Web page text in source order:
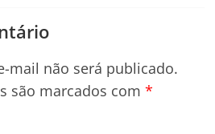
mail não será publicado.
são marcados com*